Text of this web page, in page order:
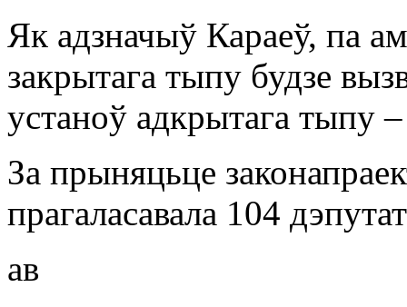
Як адзначыў Караеў, па
закрытага тыпу будзе
устаноў адкрытага тыпу
За прыняцьце
прагаласавала 104
ав